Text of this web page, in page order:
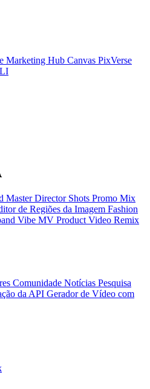
Marketing Hub Canvas PixVerse
MasterDirector Shots Promo Mix
de Regiões da Imagem Fashion
Vibe MV Product Video Remix
Comunidade Notícias Pesquisa
da API Gerador de Vídeo com